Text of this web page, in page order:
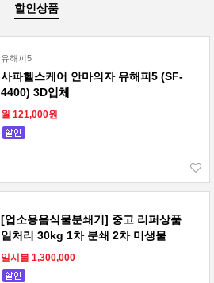
할인상품
유해피5
사파헬스케어 안마의자 유해피5 (SF-
4400) 3D입체
월 121,000원
[업소용음식물분쇄기] 중고 리퍼상품
일처리 30kg 1차 분쇄 2차 미생물
일시불 1,300,000